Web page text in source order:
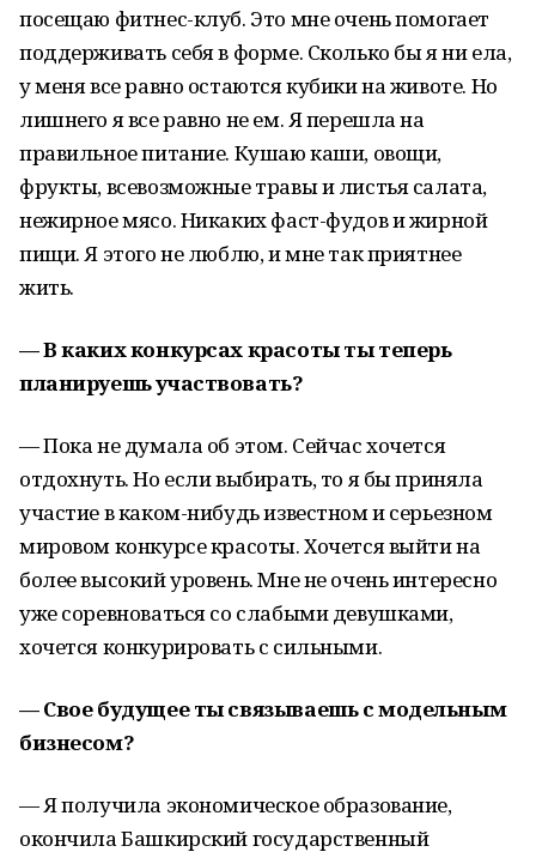
посещаю фитнес-клуб. Это мне очень помогает
поддерживать себя в форме. Сколько бы я ни ела,
у меня все равно остаются кубики на животе. Но
лишнего я все равно не ем. Я перешла на
правильное питание. Кушаю каши, овощи,
фрукты, всевозможные травы и листья салата,
нежирное мясо. Никаких фаст-фудов и жирной
пищи. Я этого не люблю, и мне так приятнее
жить.
— В каких конкурсах красоты ты теперь
планируешь участвовать?
— Пока не думала об этом. Сейчас хочется
отдохнуть. Но если выбирать, то я бы приняла
участие в каком-нибудь известном и серьезном
мировом конкурсе красоты. Хочется выйти на
более высокий уровень. Мне не очень интересно
уже соревноваться со слабыми девушками,
хочется конкурировать с сильными.
— Свое будущее ты связываешь с модельным
бизнесом?
— Я получила экономическое образование,
окончила Башкирский государственный